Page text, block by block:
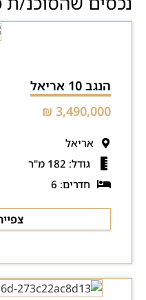
הנגב 10 אריאל
3,490,000 ₪
אריאל
גודל: 182 מ"ר
חדרים: 6